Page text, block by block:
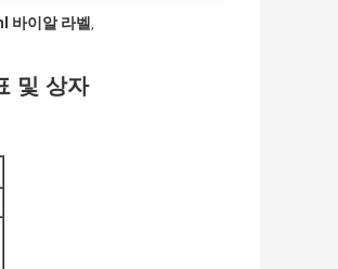
바이알 라벨,
및 상자